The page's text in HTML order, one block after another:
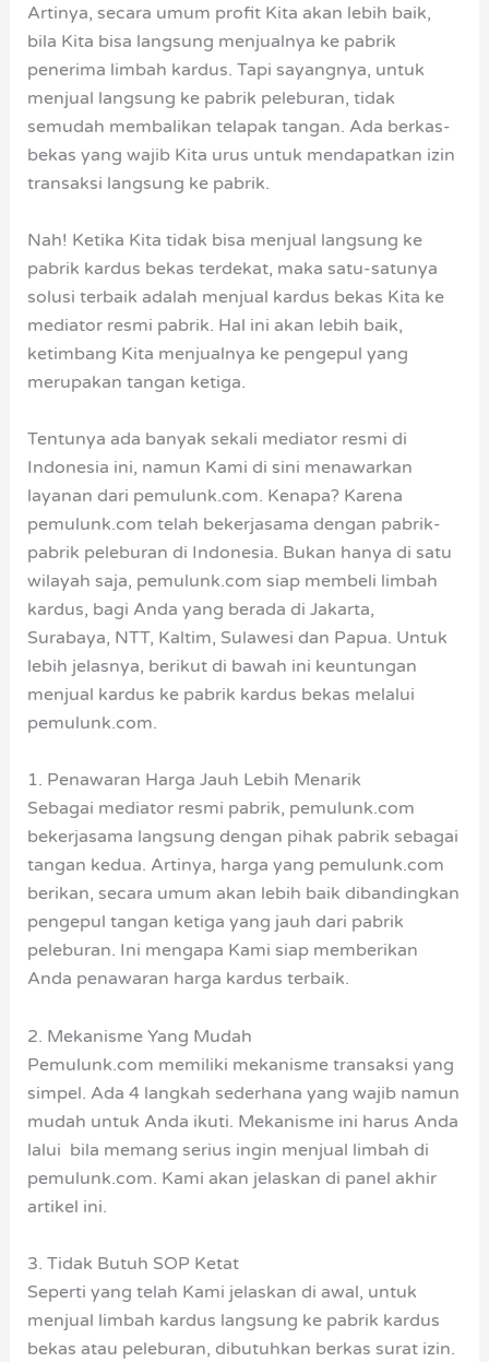
Artinya, secara umum profit Kita akan lebih baik,
bila Kita bisa langsung menjualnya ke pabrik
penerima limbah kardus. Tapi sayangnya, untuk
menjual langsung ke pabrik peleburan, tidak
semudah membalikan telapak tangan. Ada berkas-
bekas yang wajib Kita urus untuk mendapatkan izin
transaksi langsung ke pabrik.
Nah! Ketika Kita tidak bisa menjual langsung ke
pabrik kardus bekas terdekat, maka satu-satunya
solusi terbaik adalah menjual kardus bekas Kita ke
mediator resmi pabrik. Hal ini akan lebih baik,
ketimbang Kita menjualnya ke pengepul yang
merupakan tangan ketiga.
Tentunya ada banyak sekali mediator resmi di
Indonesia ini, namun Kami di sini menawarkan
layanan dari pemulunk.com. Kenapa? Karena
pemulunk.com telah bekerjasama dengan pabrik-
pabrik peleburan di Indonesia. Bukan hanya di satu
wilayah saja, pemulunk.com siap membeli limbah
kardus, bagi Anda yang berada di Jakarta,
Surabaya, NTT, Kaltim, Sulawesi dan Papua. Untuk
lebih jelasnya, berikut di bawah ini keuntungan
menjual kardus ke pabrik kardus bekas melalui
pemulunk.com.
1. Penawaran Harga Jauh Lebih Menarik
Sebagai mediator resmi pabrik, pemulunk.com
bekerjasama langsung dengan pihak pabrik sebagai
tangan kedua. Artinya, harga yang pemulunk.com
berikan, secara umum akan lebih baik dibandingkan
pengepul tangan ketiga yang jauh dari pabrik
peleburan. Ini mengapa Kami siap memberikan
Anda penawaran harga kardus terbaik.
2. Mekanisme Yang Mudah
Pemulunk.com memiliki mekanisme transaksi yang
simpel. Ada 4 langkah sederhana yang wajib namun
mudah untuk Anda ikuti. Mekanisme ini harus Anda
lalui bila memang serius ingin menjual limbah di
pemulunk.com. Kami akan jelaskan di panel akhir
artikel ini.
3. Tidak Butuh SOP Ketat
Seperti yang telah Kami jelaskan di awal, untuk
menjual limbah kardus langsung ke pabrik kardus
bekas atau peleburan, dibutuhkan berkas surat izin.